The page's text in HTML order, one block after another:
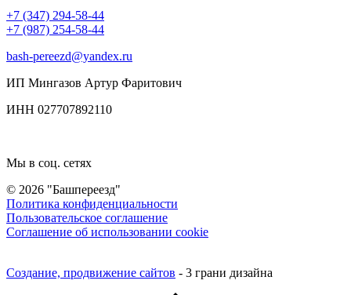
+7 (347) 294-58-44
+7 (987) 254-58-44
bash-pereezd@yandex.ru
ИП Мингазов Артур Фаритович
ИНН 027707892110
Мы в соц. сетях
© 2026 "Башпереезд"
Политика конфиденциальности
Пользовательское соглашение
Соглашение об использовании cookie
Создание, продвижение сайтов - 3 грани дизайна